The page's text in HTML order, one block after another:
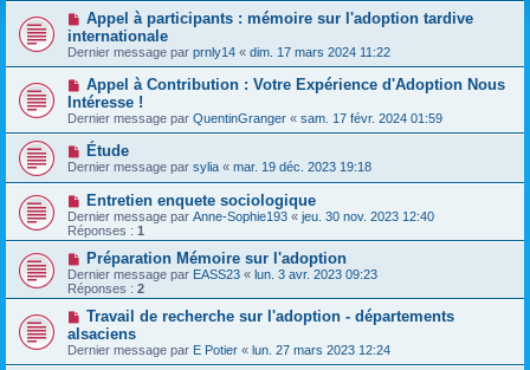
Appel à participants : mémoire sur l'adoption tardive
internationale
Dernier message par prnly14 « dim. 17 mars 2024 11:22
Appel à Contribution : Votre Expérience d'Adoption Nous
Intéresse !
Dernier message par QuentinGranger « sam. 17 févr. 2024 01:59
Étude
Dernier message par sylia « mar. 19 déc. 2023 19:18
Entretien enquete sociologique
Dernier message par Anne-Sophie193 « jeu. 30 nov. 2023 12:40
Réponses : 1
Préparation Mémoire sur l'adoption
Dernier message par EASS23 « lun. 3 avr. 2023 09:23
Réponses : 2
Travail de recherche sur l'adoption - départements
alsaciens
Dernier message par E Potier « lun. 27 mars 2023 12:24